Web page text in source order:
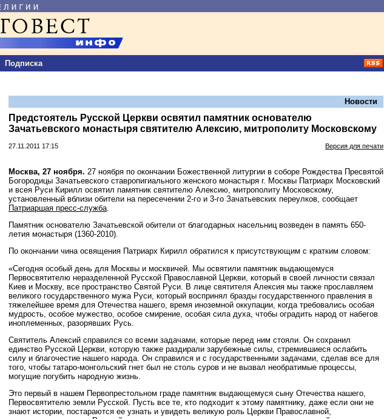
Подписка
Новости
Предстоятель Русской Церкви освятил памятник основателю
Зачатьевского монастыря святителю Алексию, митрополиту Московскому
27.11.2011 17:15 Версия для печати
Москва, 27 ноября. 27 ноября по окончании Божественной литургии в соборе Рождества Пресвятой
Богородицы Зачатьевского ставропигиального женского монастыря г. Москвы Патриарх Московский
и всея Руси Кирилл освятил памятник святителю Алексию, митрополиту Московскому,
установленный вблизи обители на пересечении 2-го и 3-го Зачатьевских переулков, сообщает
Патриаршая пресс-служба
Памятник основателю Зачатьевской обители от благодарных насельниц возведен в память 650-
летия монастыря (1360-2010).
По окончании чина освящения Патриарх Кирилл обратился к присутствующим с кратким словом:
«Сегодня особый день для Москвы и москвичей. Мы освятили памятник выдающемуся
Первосвятителю неразделенной Русской Православной Церкви, который в своей личности связал
Киев и Москву, все пространство Святой Руси. В лице святителя Алексия мы также прославляем
великого государственного мужа Руси, который воспринял бразды государственного правления в
тяжелейшее время для Отечества нашего, время иноземной оккупации, когда требовались особая
мудрость, особое мужество, особое смирение, особая сила духа, чтобы оградить народ от набегов
иноплеменных, разорявших Русь.
Святитель Алексий справился со всеми задачами, которые перед ним стояли. Он сохранил
единство Русской Церкви, которую также раздирали зарубежные силы, стремившиеся ослабить
силу и благочестие нашего народа. Он справился и с государственными задачами, сделав все для
того, чтобы татаро-монгольский гнет был не столь суров и не вызвал необратимые процессы,
могущие погубить народную жизнь.
Это первый в нашем Первопрестольном граде памятник выдающемуся сыну Отечества нашего,
Первосвятителю земли Русской. Пусть все те, кто подходит к этому памятнику, даже если они не
знают истории, постараются ее узнать и увидеть великую роль Церкви Православной,